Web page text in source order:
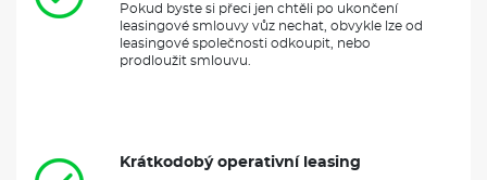
Pokud byste si přeci jen chtěli po ukončení
leasingové smlouvy vůz nechat, obvykle lze od
leasingové společnosti odkoupit, nebo
prodloužit smlouvu.
Krátkodobý operativní leasing